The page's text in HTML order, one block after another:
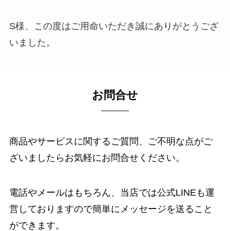
S様、この度はご用命いただき誠にありがとうござ
いました。
お問合せ
商品やサービスに関するご質問、ご不明な点がご
ざいましたらお気軽にお問合せください。
電話やメールはもちろん、当店では公式LINEも運
営しておりますので簡単にメッセージを送ること
ができます。